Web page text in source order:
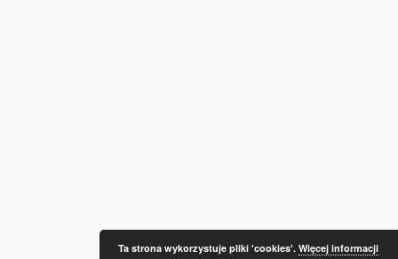
Ta strona wykorzystuje pliki 'cookies'. Więcej informacji